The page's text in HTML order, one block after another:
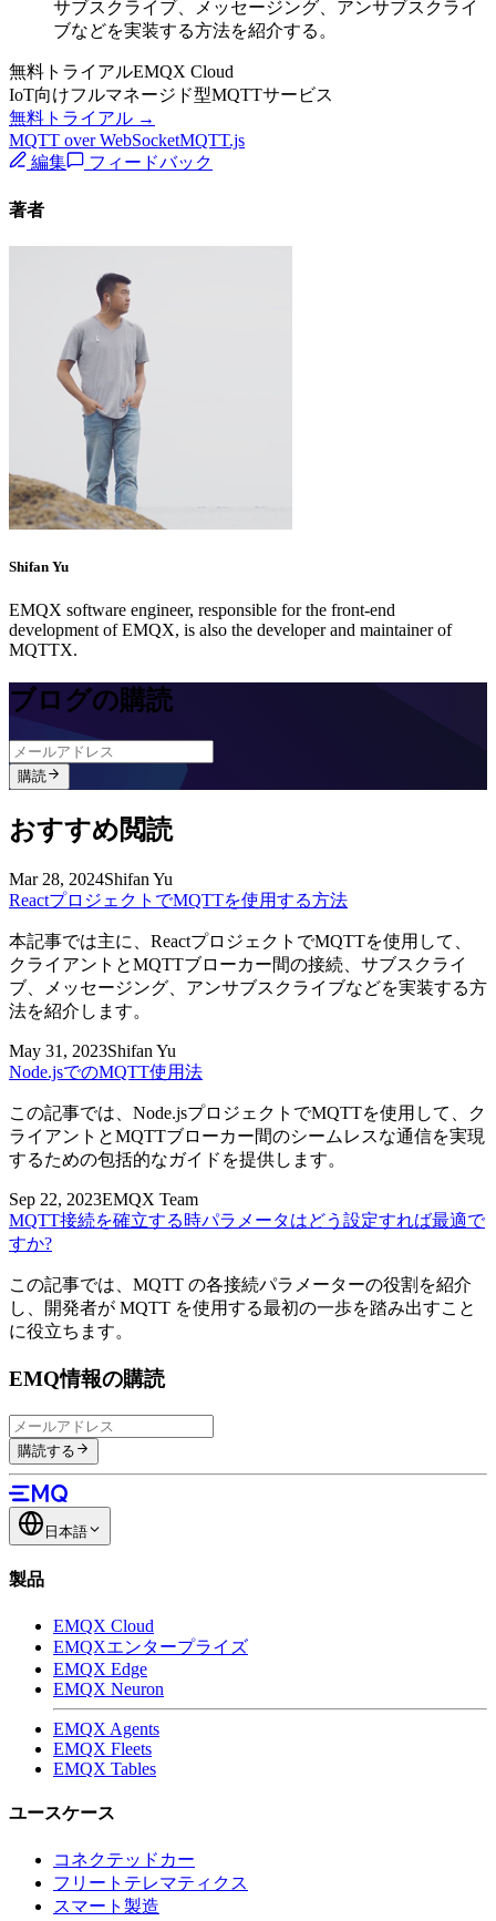
サブスクライブ、メッセージング、アンサブスクライ
ブなどを実装する方法を紹介する。
無料トライアルEMQX Cloud
IoT向けフルマネージド型MQTTサービス
無料トライアル →
MQTT over WebSocketMQTT.js
編集
フィードバック
著者
Shifan Yu
EMQX software engineer, responsible for the front-end
development of EMQX, is also the developer and maintainer of
MQTTX.
ブログの購読
購読
おすすめ閲読
Mar 28, 2024Shifan Yu
ReactプロジェクトでMQTTを使用する方法
本記事では主に、ReactプロジェクトでMQTTを使用して、
クライアントとMQTTブローカー間の接続、サブスクライ
ブ、メッセージング、アンサブスクライブなどを実装する方
法を紹介します。
May 31, 2023Shifan Yu
Node.jsでのMQTT使用法
この記事では、Node.jsプロジェクトでMQTTを使用して、ク
ライアントとMQTTブローカー間のシームレスな通信を実現
するための包括的なガイドを提供します。
Sep 22, 2023EMQX Team
MQTT接続を確立する時パラメータはどう設定すれば最適で
すか?
この記事では、MQTT の各接続パラメーターの役割を紹介
し、開発者が MQTT を使用する最初の一歩を踏み出すこと
に役立ちます。
EMQ情報の購読
購読する
日本語
製品
EMQX Cloud
EMQXエンタープライズ
EMQX Edge
EMQX Neuron
EMQX Agents
EMQX Fleets
EMQX Tables
ユースケース
コネクテッドカー
フリートテレマティクス
スマート製造